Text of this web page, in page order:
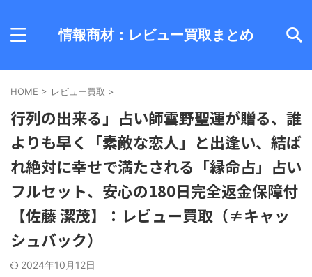
情報商材：レビュー買取まとめ
HOME > レビュー買取 >
行列の出来る」占い師雲野聖運が贈る、誰
よりも早く「素敵な恋人」と出逢い、結ば
れ絶対に幸せで満たされる「縁命占」占い
フルセット、安心の180日完全返金保障付
【佐藤 潔茂】：レビュー買取（≠キャッ
シュバック）
2024年10月12日